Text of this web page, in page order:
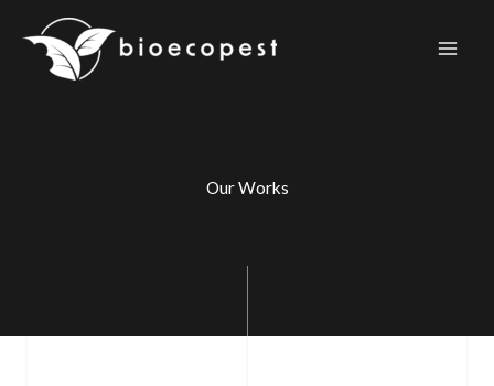
content
Our Works